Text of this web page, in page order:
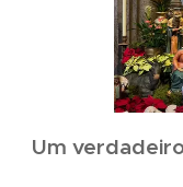
Um